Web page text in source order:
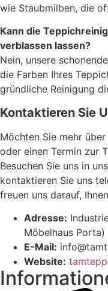
wie Staubmilben, die
Kann die
verblassen lassen?
Nein, unsere
die Farben Ihres
gründliche Reinigung
Kontaktieren Sie
Möchten Sie mehr
oder einen Termin zur
Besuchen Sie uns in
kontaktieren Sie uns
freuen uns darauf,
Adresse:
Möbelhaus Porta)
E-Mail:
Website: